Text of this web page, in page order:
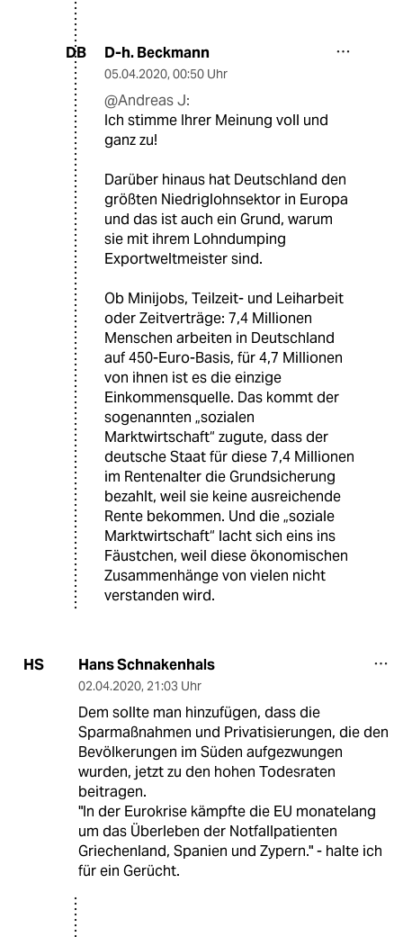
DB D-h. Beckmann
05.04.2020, 00:50 Uhr
@Andreas J:
Ich stimme Ihrer Meinung voll und
ganz zu!
Darüber hinaus hat Deutschland den
größten Niedriglohnsektor in Europa
und das ist auch ein Grund, warum
sie mit ihrem Lohndumping
Exportweltmeister sind.
Ob Minijobs, Teilzeit- und Leiharbeit
oder Zeitverträge: 7,4 Millionen
Menschen arbeiten in Deutschland
auf 450-Euro-Basis, für 4,7 Millionen
von ihnen ist es die einzige
Einkommensquelle. Das kommt der
sogenannten „sozialen
Marktwirtschaft“ zugute, dass der
deutsche Staat für diese 7,4 Millionen
im Rentenalter die Grundsicherung
bezahlt, weil sie keine ausreichende
Rente bekommen. Und die „soziale
Marktwirtschaft“ lacht sich eins ins
Fäustchen, weil diese ökonomischen
Zusammenhänge von vielen nicht
verstanden wird.
HS Hans Schnakenhals
02.04.2020, 21:03 Uhr
Dem sollte man hinzufügen, dass die
Sparmaßnahmen und Privatisierungen, die den
Bevölkerungen im Süden aufgezwungen
wurden, jetzt zu den hohen Todesraten
beitragen.
"In der Eurokrise kämpfte die EU monatelang
um das Überleben der Notfallpatienten
Griechenland, Spanien und Zypern." - halte ich
für ein Gerücht.